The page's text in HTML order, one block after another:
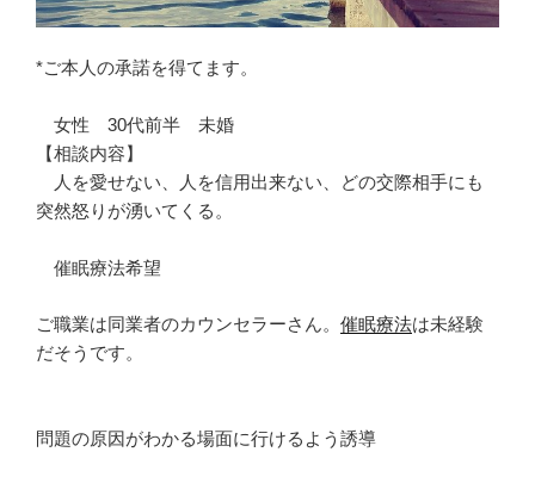
*ご本人の承諾を得てます。
女性 30代前半 未婚
【相談内容】
人を愛せない、人を信用出来ない、どの交際相手にも
突然怒りが湧いてくる。
催眠療法希望
ご職業は同業者のカウンセラーさん。 催眠療法は未経験
だそうです。
問題の原因がわかる場面に行けるよう誘導